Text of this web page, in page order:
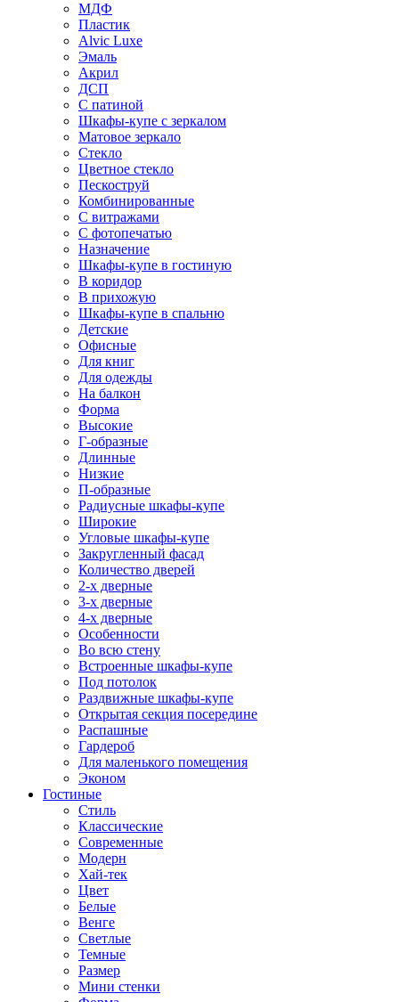
МДФ
Пластик
Alvic Luxe
Эмаль
Акрил
ДСП
С патиной
Шкафы-купе с зеркалом
Матовое зеркало
Стекло
Цветное стекло
Пескоструй
Комбинированные
С витражами
С фотопечатью
Назначение
Шкафы-купе в гостиную
В коридор
В прихожую
Шкафы-купе в спальню
Детские
Офисные
Для книг
Для одежды
На балкон
Форма
Высокие
Г-образные
Длинные
Низкие
П-образные
Радиусные шкафы-купе
Широкие
Угловые шкафы-купе
Закругленный фасад
Количество дверей
2-х дверные
3-х дверные
4-х дверные
Особенности
Во всю стену
Встроенные шкафы-купе
Под потолок
Раздвижные шкафы-купе
Открытая секция посередине
Распашные
Гардероб
Для маленького помещения
Эконом
Гостиные
Стиль
Классические
Современные
Модерн
Хай-тек
Цвет
Белые
Венге
Светлые
Темные
Размер
Мини стенки